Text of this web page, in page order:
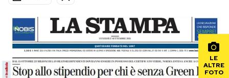
Economia
Sport
Mondiali calcio 2026
PODCAST
LE
ALTRE
FOTO